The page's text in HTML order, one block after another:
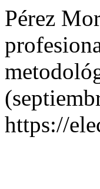
Pérez
https://